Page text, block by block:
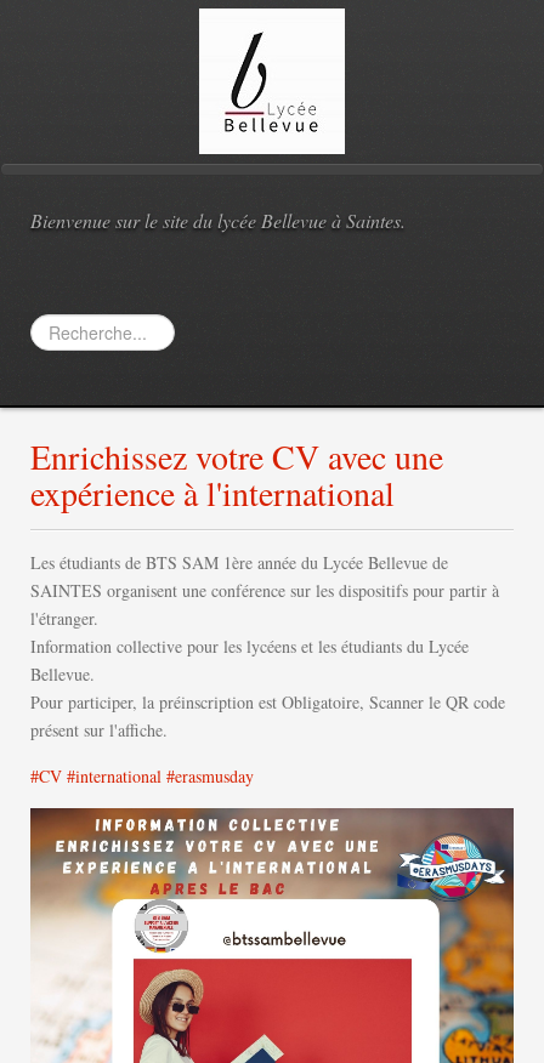
Bienvenue sur le site du lycée Bellevue à Saintes.
Rechercher
Enrichissez votre CV avec une
expérience à l'international
Les étudiants de BTS SAM 1ère année du Lycée Bellevue de
SAINTES organisent une conférence sur les dispositifs pour partir à
l'étranger.
Information collective pour les lycéens et les étudiants du Lycée
Bellevue.
Pour participer, la préinscription est Obligatoire, Scanner le QR code
présent sur l'affiche.
#CV #international #erasmusday